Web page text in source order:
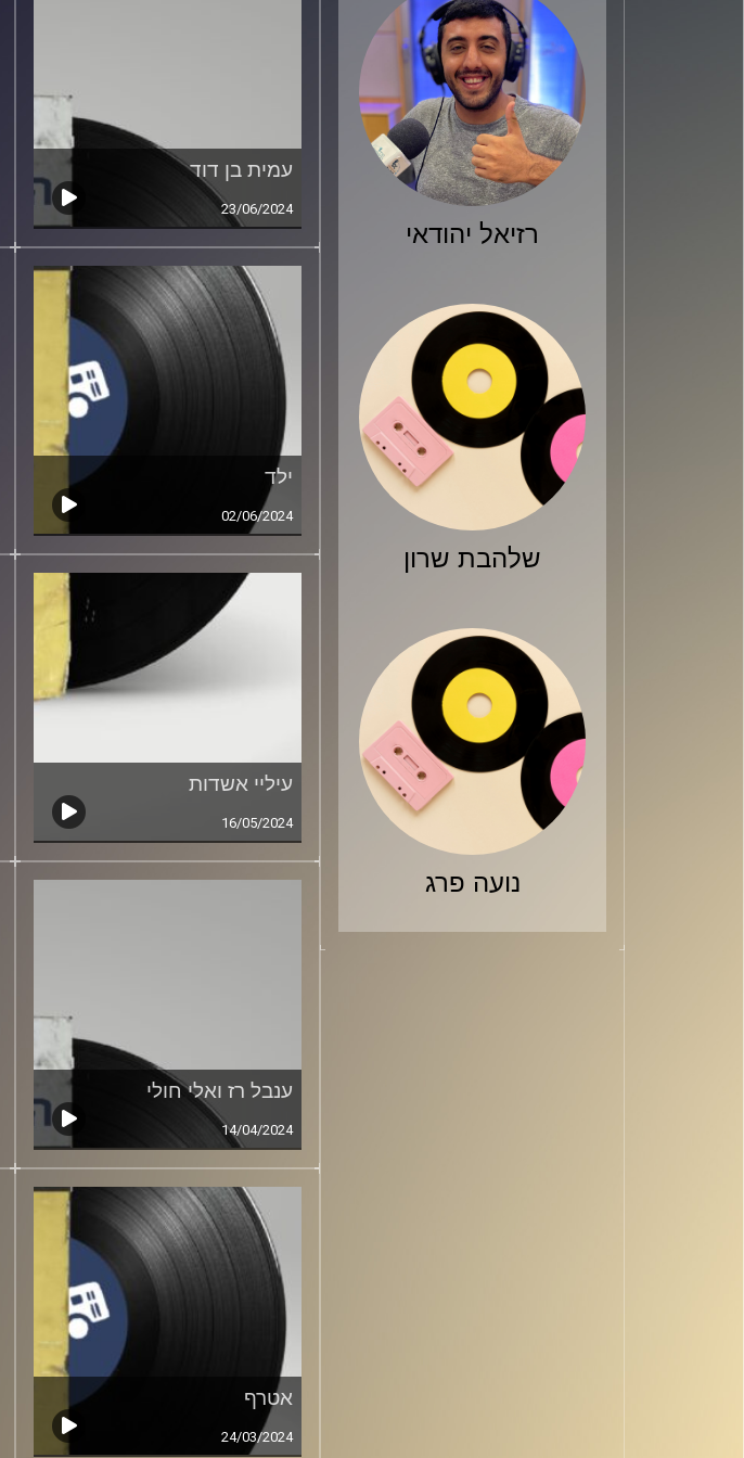
רזיאל יהודאי
שלהבת שרון
נועה פרג
עמית בן דוד
23/06/2024
ילד
02/06/2024
עיליי אשדות
16/05/2024
ענבל רז ואלי חולי
14/04/2024
אטרף
24/03/2024